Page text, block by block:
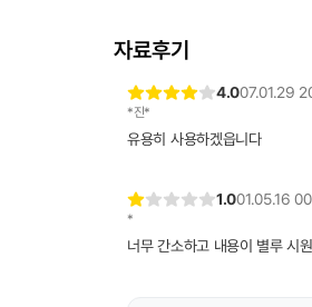
자료후기
4.007.01.29
*진*
유용히 사용하겠읍니다
1.001.05.16
*
너무 간소하고 내용이 별루 시